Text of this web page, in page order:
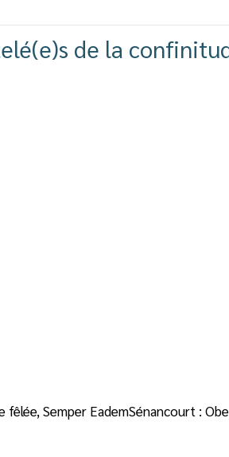
de la
fêlée, Semper EademSénancourt :